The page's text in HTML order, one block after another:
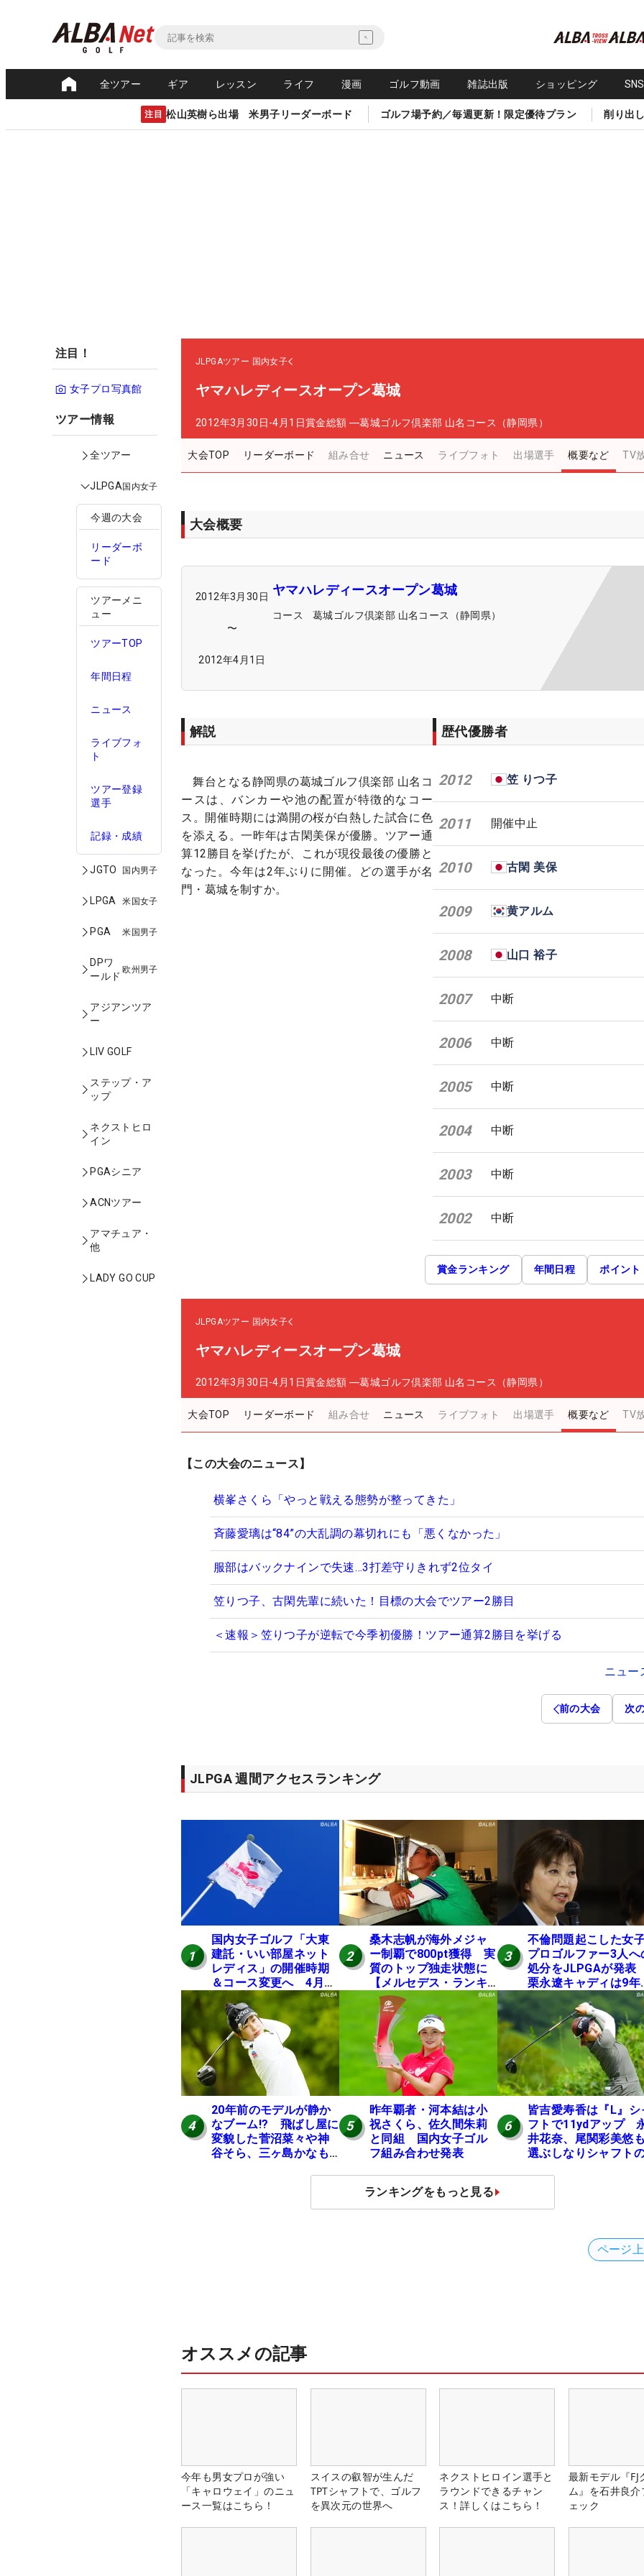
全ツアー ギア レッスン ライフ 漫画 ゴルフ動画 雑誌出版 ショッピング
注目 松山英樹ら出場 米男子リーダーボード ゴルフ場予約／毎週更新！限定優待プラン 削り出
注目！
女子プロ写真館
ツアー情報
全ツアー
JLPGA国内女子
今週の大会
リーダーボ
ード
ツアーメニ
ュー
ツアーTOP
年間日程
ニュース
ライブフォ
ト
ツアー登録
選手
記録・成績
JGTO 国内男子
LPGA 米国女子
PGA 米国男子
DPワ
ールド
欧州男子
アジアンツア
ー
LIV GOLF
ステップ・ア
ップ
ネクストヒロ
イン
PGAシニア
ACNツアー
アマチュア・
他
LADY GO CUP
JLPGAツアー 国内女子
ヤマハレディースオープン葛城
2012年3月30日-4月1日賞金総額 ―葛城ゴルフ倶楽部 山名コース（静岡県）
大会TOP リーダーボード 組み合せ ニュース ライブフォト 出場選手 概要など TV
大会概要
2012年3月30日
〜
2012年4月1日
ヤマハレディースオープン葛城
コース 葛城ゴルフ倶楽部 山名コース（静岡県）
解説
舞台となる静岡県の葛城ゴルフ倶楽部 山名コ
ースは、バンカーや池の配置が特徴的なコー
ス。開催時期には満開の桜が白熱した試合に色
を添える。一昨年は古閑美保が優勝。ツアー通
算12勝目を挙げたが、これが現役最後の優勝と
なった。今年は2年ぶりに開催。どの選手が名
門・葛城を制すか。
歴代優勝者
2012 笠 りつ子
2011 開催中止
2010 古閑 美保
2009 黄アルム
2008 山口 裕子
2007 中断
2006 中断
2005 中断
2004 中断
2003 中断
2002 中断
賞金ランキング 年間日程 ポイント
JLPGAツアー 国内女子
ヤマハレディースオープン葛城
2012年3月30日-4月1日賞金総額 ―葛城ゴルフ倶楽部 山名コース（静岡県）
大会TOP リーダーボード 組み合せ ニュース ライブフォト 出場選手 概要など TV
【この大会のニュース】
横峯さくら「やっと戦える態勢が整ってきた」
斉藤愛璃は“84”の大乱調の幕切れにも「悪くなかった」
服部はバックナインで失速…3打差守りきれず2位タイ
笠りつ子、古閑先輩に続いた！目標の大会でツアー2勝目
＜速報＞笠りつ子が逆転で今季初優勝！ツアー通算2勝目を挙げる
ニュー
前の大会 次
JLPGA 週間アクセスランキング
1
国内女子ゴルフ「大東
建託・いい部屋ネット
レディス」の開催時期
＆コース変更へ 4月に
岐阜で開催
2
桑木志帆が海外メジャ
ー制覇で800pt獲得 実
質のトップ独走状態に
【メルセデス・ランキ
ング番外編】
3
不倫問題起こした女
プロゴルファー3人へ
処分をJLPGAが発
栗永遼キャディは9年
の立ち入り禁止
4
20年前のモデルが静か
なブーム!? 飛ばし屋に
変貌した菅沼菜々や神
谷そら、三ヶ島かなも
5
昨年覇者・河本結は小
祝さくら、佐久間朱莉
と同組 国内女子ゴル
フ組み合わせ発表
6
皆吉愛寿香は『L』シ
フトで11ydアップ
井花奈、尾関彩美悠
選ぶしなりシャフト
ランキングをもっと見る
ページ
オススメの記事
今年も男女プロが強い
「キャロウェイ」のニュ
ース一覧はこちら！
スイスの叡智が生んだ
TPTシャフトで、ゴルフ
を異次元の世界へ
ネクストヒロイン選手と
ラウンドできるチャン
ス！詳しくはこちら！
最新モデル『FJ
ム』を石井良
ェック